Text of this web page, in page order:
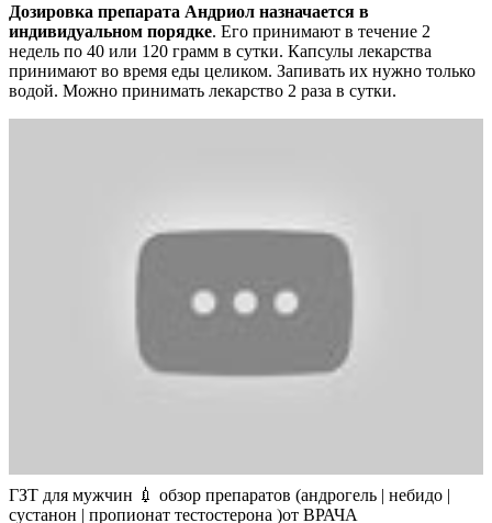
Дозировка препарата Андриол назначается в
индивидуальном порядке. Его принимают в течение 2
недель по 40 или 120 грамм в сутки. Капсулы лекарства
принимают во время еды целиком. Запивать их нужно только
водой. Можно принимать лекарство 2 раза в сутки.
ГЗТ для мужчин 💉 обзор препаратов (андрогель | небидо |
сустанон | пропионат тестостерона )от ВРАЧА